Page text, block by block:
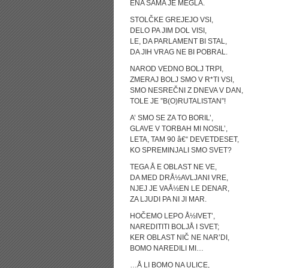
ENA SAMA JE MEGLA.
STOLČKE GREJEJO VSI,
DELO PA JIM DOL VISI,
LE, DA PARLAMENT BI STAL,
DA JIH VRAG NE BI POBRAL.
NAROD VEDNO BOLJ TRPI,
ZMERAJ BOLJ SMO V R*TI VSI,
SMO NESREČNI Z DNEVA V DAN,
TOLE JE ”B(O)RUTALISTAN”!
A’ SMO SE ZA TO BORIL’,
GLAVE V TORBAH MI NOSIL’,
LETA, TAM 90 â€“ DEVETDESET,
KO SPREMINJALI SMO SVET?
TEGA Å E OBLAST NE VE,
DA MED DRÅ½AVLJANI VRE,
NJEJ JE VAÅ½EN LE DENAR,
ZA LJUDI PA NI JI MAR.
HOČEMO LEPO Å½IVET’,
NAREDITITI BOLJÅ I SVET;
KER OBLAST NIČ NE NAR’DI,
BOMO NAREDILI MI…
…Å LI BOMO NA ULICE,